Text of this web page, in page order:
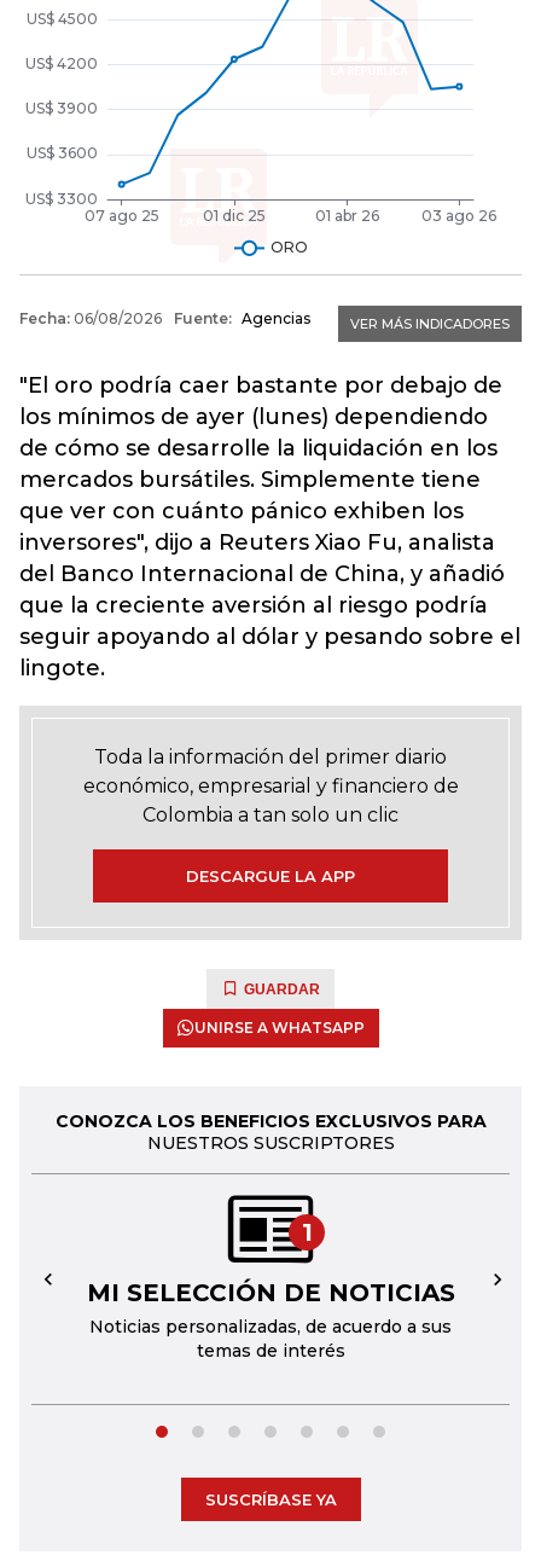
"El oro podría caer bastante por debajo de
los mínimos de ayer (lunes) dependiendo
de cómo se desarrolle la liquidación en los
mercados bursátiles. Simplemente tiene
que ver con cuánto pánico exhiben los
inversores", dijo a Reuters Xiao Fu, analista
del Banco Internacional de China, y añadió
que la creciente aversión al riesgo podría
seguir apoyando al dólar y pesando sobre el
lingote.
Toda la información del primer diario
económico, empresarial y financiero de
Colombia a tan solo un clic
DESCARGUE LA APP
GUARDAR
UNIRSE A WHATSAPP
CONOZCA LOS BENEFICIOS EXCLUSIVOS PARA
NUESTROS SUSCRIPTORES
1
MI SELECCIÓN DE NOTICIAS
Noticias personalizadas, de acuerdo a sus
temas de interés
← →
SUSCRÍBASE YA